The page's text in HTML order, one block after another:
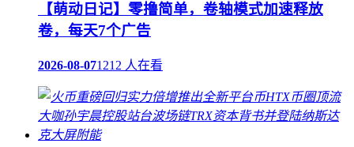
【萌动日记】零撸简单，卷轴模式加速释放
卷，每天7个广告
2026-08-071212 人在看